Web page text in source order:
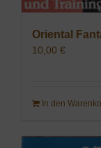
Oriental
10,00 €
In den